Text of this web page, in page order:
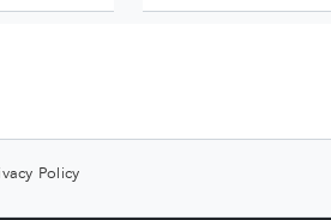
Policy